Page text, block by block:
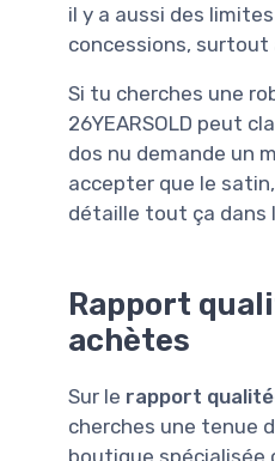
il y a aussi des
concessions,
Si tu cherches une
26YEARSOLD peut
dos nu demande un
accepter que le
détaille tout ça dans
Rapport
achètes
Sur le rapport
cherches une tenue
boutique spécialisée